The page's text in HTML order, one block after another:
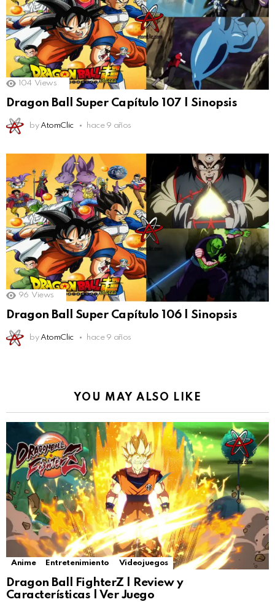
104 Views
Dragon Ball Super Capítulo 107 | Sinopsis
by AtomClic hace 9 años
96 Views
Dragon Ball Super Capítulo 106 | Sinopsis
by AtomClic hace 9 años
YOU MAY ALSO LIKE
Anime Entretenimiento Videojuegos
Dragon Ball FighterZ | Review y
Características | Ver Juego